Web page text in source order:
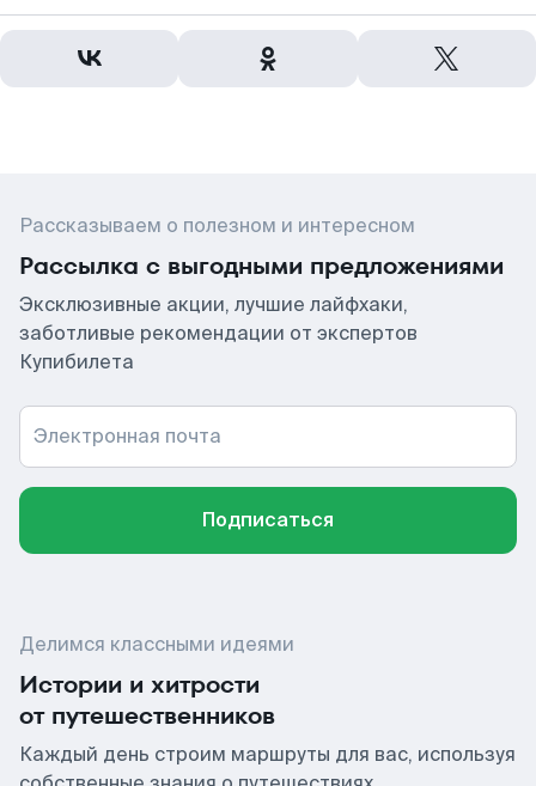
Рассказываем о полезном и интересном
Рассылка с выгодными предложениями
Эксклюзивные акции, лучшие лайфхаки,
заботливые рекомендации от экспертов
Купибилета
Электронная почта
Подписаться
Делимся классными идеями
Истории и хитрости
от путешественников
Каждый день строим маршруты для вас, используя